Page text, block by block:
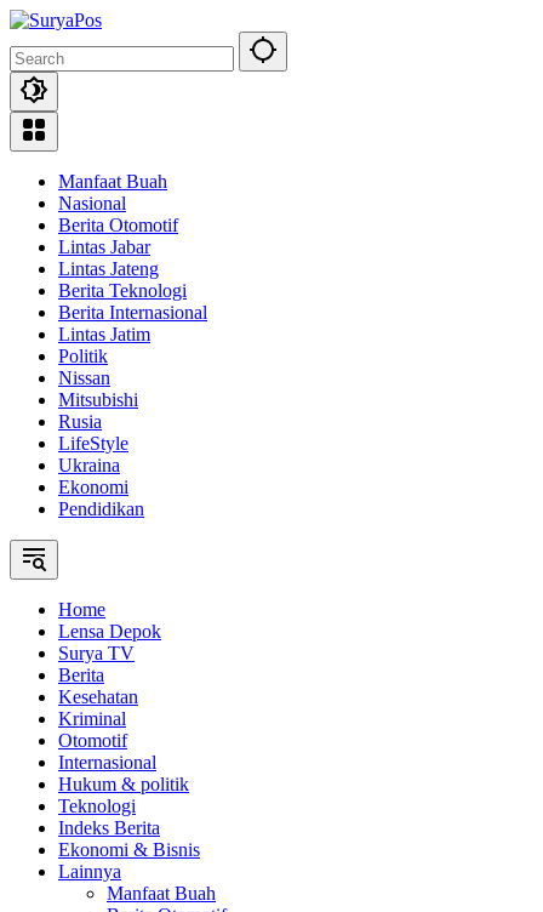
Skip
content
Manfaat Buah
Nasional
Berita Otomotif
Lintas Jabar
Lintas Jateng
Berita Teknologi
Berita Internasional
Lintas Jatim
Politik
Nissan
Mitsubishi
Rusia
LifeStyle
Ukraina
Ekonomi
Pendidikan
Home
Lensa Depok
Surya TV
Berita
Kesehatan
Kriminal
Otomotif
Internasional
Hukum & politik
Teknologi
Indeks Berita
Ekonomi & Bisnis
Lainnya
Manfaat Buah